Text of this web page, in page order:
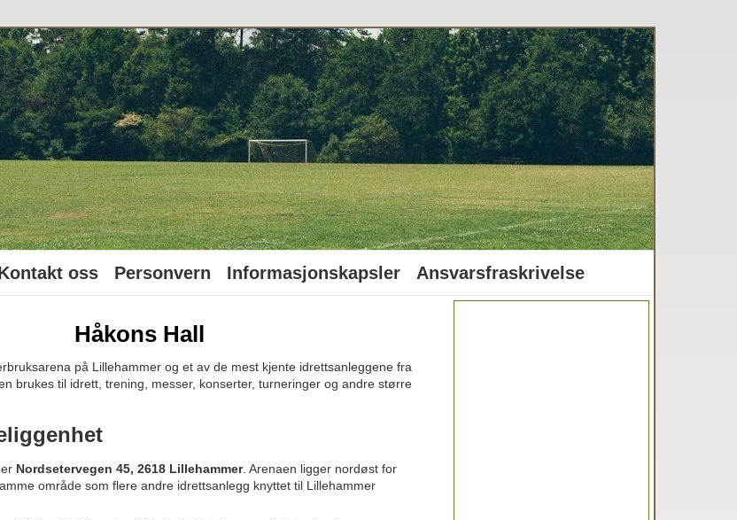
oss Personvern Informasjonskapsler Ansvarsfraskrivelse
Håkons Hall
på Lillehammer og et av de mest kjente idrettsanleggene fra
brukes til idrett, trening, messer, konserter, turneringer og andre større
Nordsetervegen 45, 2618 Lillehammer. Arenaen ligger nordøst for
område som flere andre idrettsanlegg knyttet til Lillehammer